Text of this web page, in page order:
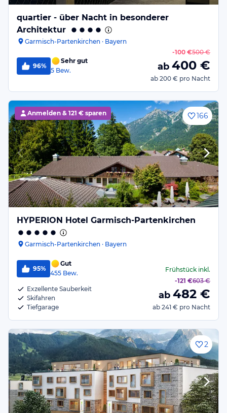
quartier - über Nacht in besonderer
Architektur
Garmisch-Partenkirchen · Bayern
96%
Sehr gut
5 Bew.
-100 €500 €
ab 400 €
ab 200 € pro Nacht
Anmelden & 121 € sparen 166
HYPERION Hotel Garmisch-Partenkirchen
Garmisch-Partenkirchen · Bayern
95%
Gut
455 Bew.
Exzellente Sauberkeit
Skifahren
Tiefgarage
Frühstückinkl.
-121 €603 €
ab 482 €
ab 241 € pro Nacht
2